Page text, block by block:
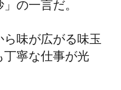
の一言だ。
ら味が広がる味玉
丁寧な仕事が光